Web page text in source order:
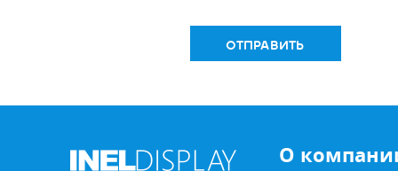
ОТПРАВИТЬ
О